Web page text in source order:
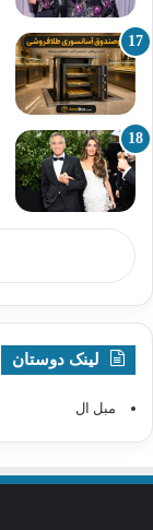
لینک دوستان
مبل ال